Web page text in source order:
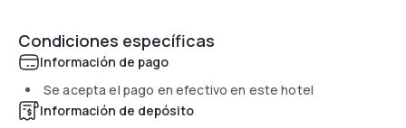
Condiciones específicas
Información de pago
Se acepta el pago en efectivo en este hotel
Información de depósito